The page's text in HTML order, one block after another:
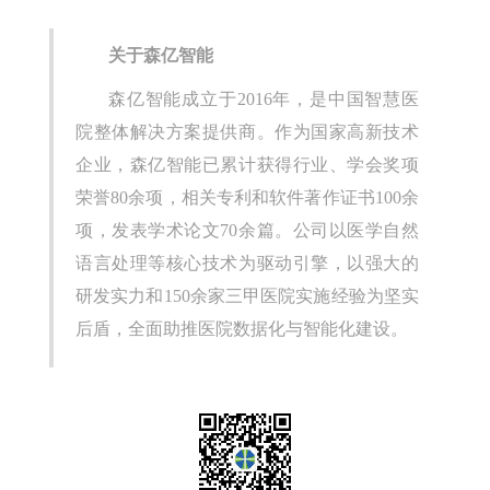
关于森亿智能
森亿智能成立于2016年，是中国智慧医
院整体解决方案提供商。作为国家高新技术
企业，森亿智能已累计获得行业、学会奖项
荣誉80余项，相关专利和软件著作证书100余
项，发表学术论文70余篇。公司以医学自然
语言处理等核心技术为驱动引擎，以强大的
研发实力和150余家三甲医院实施经验为坚实
后盾，全面助推医院数据化与智能化建设。